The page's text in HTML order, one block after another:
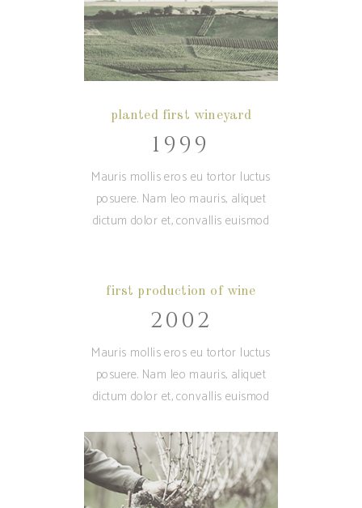
planted first wineyard
1999
Mauris mollis eros eu tortor luctus
posuere. Nam leo mauris, aliquet
dictum dolor et, convallis euismod
first production of wine
2002
Mauris mollis eros eu tortor luctus
posuere. Nam leo mauris, aliquet
dictum dolor et, convallis euismod